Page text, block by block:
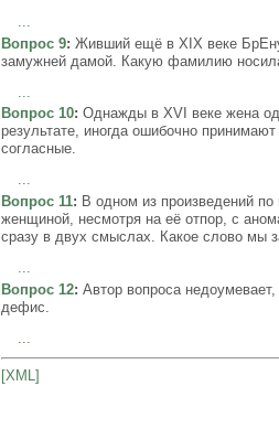
Вопрос 9: Живший ещё в XIX веке
замужней дамой. Какую фамилию
Вопрос 10: Однажды в XVI веке жена
результате, иногда ошибочно
согласные.
...
Вопрос 11: В одном из произведений
женщиной, несмотря на её отпор, с
сразу в двух смыслах. Какое слово мы
...
Вопрос 12: Автор вопроса
дефис.
...
[XML]